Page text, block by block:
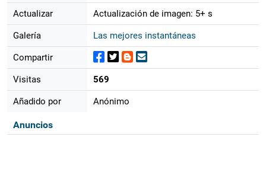
Actualizar Actualización de imagen: 5+ s
Galería Las mejores instantáneas
Compartir
Visitas 569
Añadido por Anónimo
Anuncios